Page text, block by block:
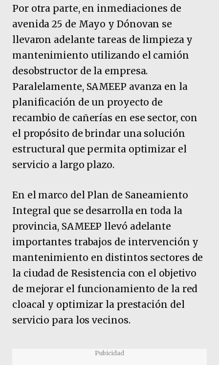
Por otra parte, en inmediaciones de
avenida 25 de Mayo y Dónovan se
llevaron adelante tareas de limpieza y
mantenimiento utilizando el camión
desobstructor de la empresa.
Paralelamente, SAMEEP avanza en la
planificación de un proyecto de
recambio de cañerías en ese sector, con
el propósito de brindar una solución
estructural que permita optimizar el
servicio a largo plazo.
En el marco del Plan de Saneamiento
Integral que se desarrolla en toda la
provincia, SAMEEP llevó adelante
importantes trabajos de intervención y
mantenimiento en distintos sectores de
la ciudad de Resistencia con el objetivo
de mejorar el funcionamiento de la red
cloacal y optimizar la prestación del
servicio para los vecinos.
Pubicidad